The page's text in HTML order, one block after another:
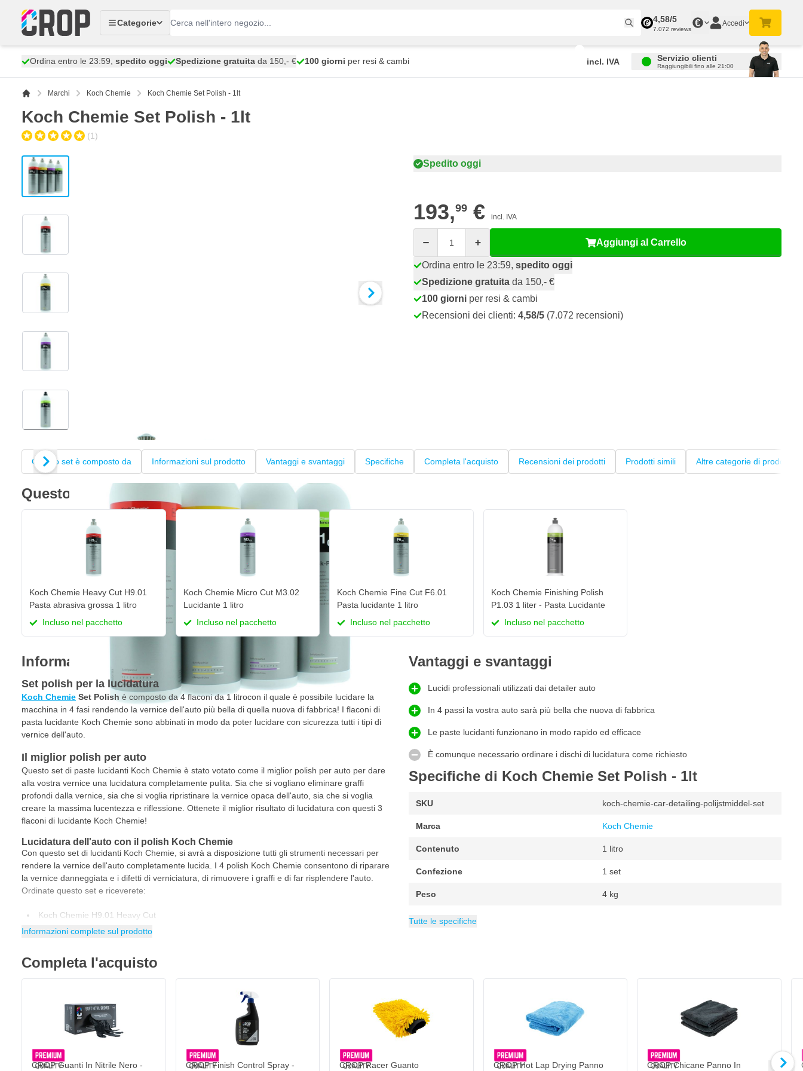
Categorie
4,58/5
7.072 reviews
€ Accedi
Ordina entro le 23:59, spedito oggi Spedizione gratuita da 150,- € 100 giorni per resi & cambi incl. IVA Servizio clienti
Raggiungibili fino alle 21:00
Marchi Koch Chemie Koch Chemie Set Polish - 1lt
Koch Chemie Set Polish - 1lt
(1)
View larger image
View larger image
View larger image
View larger image
View larger image
+2
Spedito oggi
193,99 € incl. IVA
Aggiungi al Carrello
Ordina entro le 23:59, spedito oggi
Spedizione gratuita da 150,- €
100 giorni per resi & cambi
Recensioni dei clienti: 4,58/5 (7.072 recensioni)
Questo set è composto da Informazioni sul prodotto Vantaggi e svantaggi Specifiche Completa l'acquisto Recensioni dei prodotti Prodotti simili Altre categorie di prodotti
Questo set è composto da
Koch Chemie Heavy Cut H9.01
Pasta abrasiva grossa 1 litro
Incluso nel pacchetto
Koch Chemie Micro Cut M3.02
Lucidante 1 litro
Incluso nel pacchetto
Koch Chemie Fine Cut F6.01
Pasta lucidante 1 litro
Incluso nel pacchetto
Koch Chemie Finishing Polish
P1.03 1 liter - Pasta Lucidante
Incluso nel pacchetto
Informazioni sul prodotto
Set polish per la lucidatura
Koch Chemie Set Polish è composto da 4 flaconi da 1 litrocon il quale è possibile lucidare la
macchina in 4 fasi rendendo la vernice dell'auto più bella di quella nuova di fabbrica! I flaconi di
pasta lucidante Koch Chemie sono abbinati in modo da poter lucidare con sicurezza tutti i tipi di
vernice dell'auto.
Il miglior polish per auto
Questo set di paste lucidanti Koch Chemie è stato votato come il miglior polish per auto per dare
alla vostra vernice una lucidatura completamente pulita. Sia che si vogliano eliminare graffi
profondi dalla vernice, sia che si voglia ripristinare la vernice opaca dell'auto, sia che si voglia
creare la massima lucentezza e riflessione. Ottenete il miglior risultato di lucidatura con questi 3
flaconi di lucidante Koch Chemie!
Lucidatura dell'auto con il polish Koch Chemie
Con questo set di lucidanti Koch Chemie, si avrà a disposizione tutti gli strumenti necessari per
rendere la vernice dell'auto completamente lucida. I 4 polish Koch Chemie consentono di riparare
la vernice danneggiata e i difetti di verniciatura, di rimuovere i graffi e di far risplendere l'auto.
Ordinate questo set e riceverete:
Koch Chemie H9.01 Heavy Cut
Koch Chemie F6.01 Fine Cut
Koch Chemie P1.01 Lack Polish Grün
Koch Chemie H9 Heavy Cut
ha una correzione della vernice molto elevata che consente di
lucidare rapidamente i graffi profondi e i graffi di carteggiatura dalla vernice dell'auto. La pasta
lucidante Heavy Cut è ideale anche per ripristinare la lucentezza e il colore della vernice dell'auto,
danneggiata dagli agenti atmosferici e opaca, mediante lucidatura. In pochi minuti è possibile
riparare la vernice danneggiata dell'auto e riportarla a uno stato nuovo. Per ottenere risultati
ottimali, si consiglia di utilizzare una ruota di lana per lucidare con questa pasta lucidante Heavy
Informazioni complete sul prodotto
Vantaggi e svantaggi
Lucidi professionali utilizzati dai detailer auto
In 4 passi la vostra auto sarà più bella che nuova di fabbrica
Le paste lucidanti funzionano in modo rapido ed efficace
È comunque necessario ordinare i dischi di lucidatura come richiesto
Specifiche di Koch Chemie Set Polish - 1lt
SKU koch-chemie-car-detailing-polijstmiddel-set
Marca Koch Chemie
Contenuto 1 litro
Confezione 1 set
Peso 4 kg
EAN 6095704220261
Categoria
Tutte le specifiche
Completa l'acquisto
Aggiungi al Carrello
CROP Guanti In Nitrile Nero -
CROP Finish Control Spray -
CROP Racer Guanto
CROP Hot Lap Drying Panno
CROP Chicane Panno In